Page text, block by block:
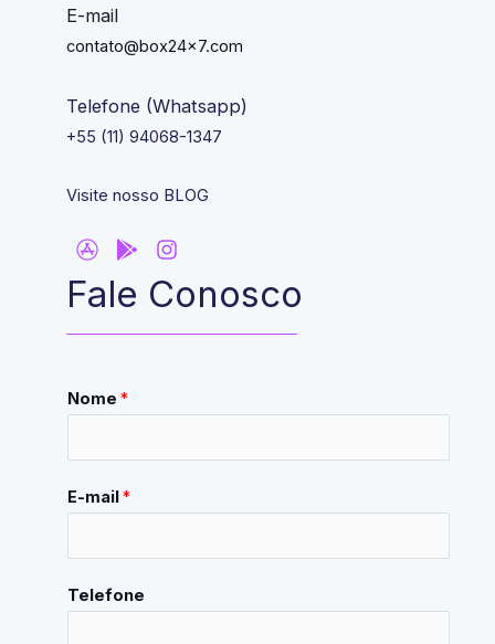
E-mail
contato@box24x7.com
Telefone (Whatsapp)
+55 (11) 94068-1347
Visite nosso BLOG
Fale Conosco
Nome *
E-mail*
Telefone